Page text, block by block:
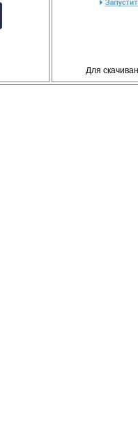
Для